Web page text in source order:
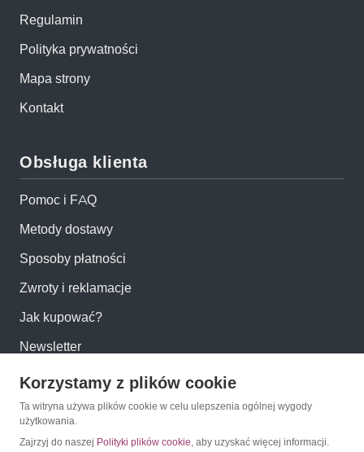
Regulamin
Polityka prywatności
Mapa strony
Kontakt
Obsługa klienta
Pomoc i FAQ
Metody dostawy
Sposoby płatności
Zwroty i reklamacje
Jak kupować?
Newsletter
Konto
Moje konto
Korzystamy z plików cookie
Ta witryna używa plików cookie w celu ulepszenia ogólnej wygody
użytkowania.
Zajrzyj do naszej Polityki plików cookie, aby uzyskać więcej informacji.